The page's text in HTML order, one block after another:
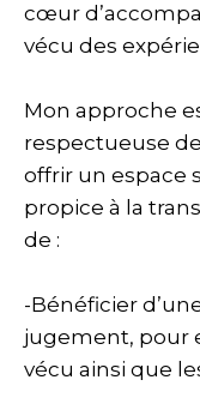
cœur
vécu des
Mon approche
respectueuse
offrir un espace
propice à la
de :
-Bénéficier
jugement, pour
vécu ainsi que